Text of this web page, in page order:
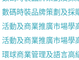
數碼時裝品牌策劃及採
活動及商業推廣市場學
活動及商業推廣市場學
環球商業管理及語言高